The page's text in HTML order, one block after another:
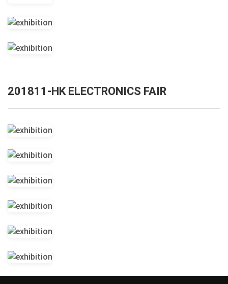
201811-HK ELECTRONICS FAIR